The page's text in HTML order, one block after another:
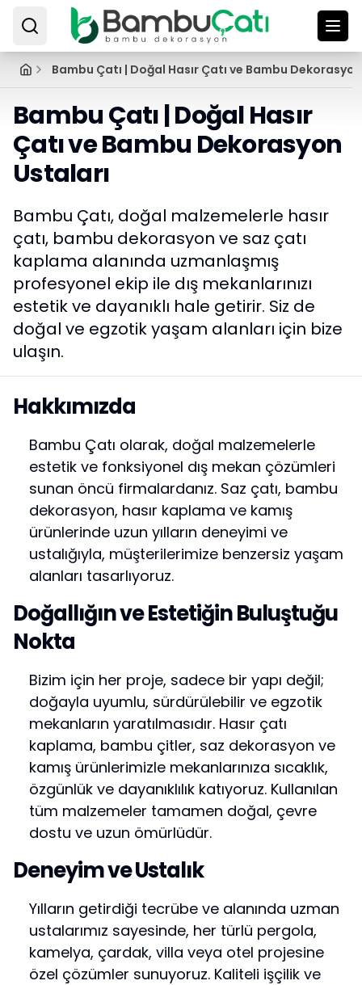
Bambu Çatı | Doğal Hasır Çatı ve Bambu
Bambu Çatı | Doğal Hasır
Çatı ve Bambu Dekorasyon
Ustaları
Bambu Çatı, doğal malzemelerle hasır
çatı, bambu dekorasyon ve saz çatı
kaplama alanında uzmanlaşmış
profesyonel ekip ile dış mekanlarınızı
estetik ve dayanıklı hale getirir. Siz de
doğal ve egzotik yaşam alanları için bize
ulaşın.
Hakkımızda
Bambu Çatı olarak, doğal malzemelerle
estetik ve fonksiyonel dış mekan çözümleri
sunan öncü firmalardanız. Saz çatı, bambu
dekorasyon, hasır kaplama ve kamış
ürünlerinde uzun yılların deneyimi ve
ustalığıyla, müşterilerimize benzersiz yaşam
alanları tasarlıyoruz.
Doğallığın ve Estetiğin Buluştuğu
Nokta
Bizim için her proje, sadece bir yapı değil;
doğayla uyumlu, sürdürülebilir ve egzotik
mekanların yaratılmasıdır. Hasır çatı
kaplama, bambu çitler, saz dekorasyon ve
kamış ürünlerimizle mekanlarınıza sıcaklık,
özgünlük ve dayanıklılık katıyoruz. Kullanılan
tüm malzemeler tamamen doğal, çevre
dostu ve uzun ömürlüdür.
Deneyim ve Ustalık
Yılların getirdiği tecrübe ve alanında uzman
ustalarımız sayesinde, her türlü pergola,
kamelya, çardak, villa veya otel projesine
özel çözümler sunuyoruz. Kaliteli işçilik ve